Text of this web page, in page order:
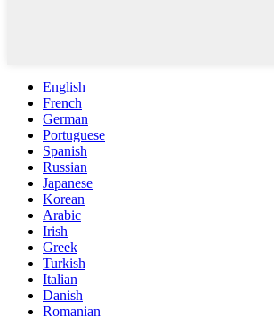
English
French
German
Portuguese
Spanish
Russian
Japanese
Korean
Arabic
Irish
Greek
Turkish
Italian
Danish
Romanian